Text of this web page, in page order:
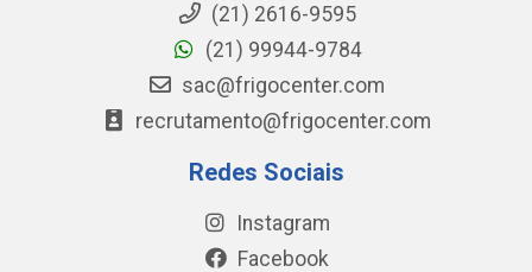
(21) 2616-9595
(21) 99944-9784
sac@frigocenter.com
recrutamento@frigocenter.com
Redes Sociais
Instagram
Facebook